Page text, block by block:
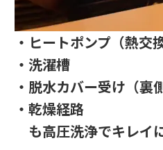
・ヒートポンプ（熱交
・洗濯槽
・脱水カバー受け（裏側
・乾燥経路
も高圧洗浄でキレイ